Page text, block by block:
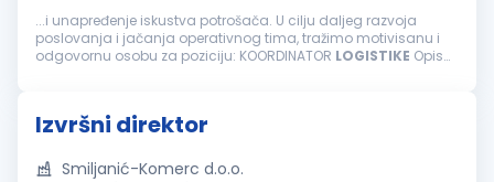
...i unapređenje iskustva potrošača. U cilju daljeg razvoja
poslovanja i jačanja operativnog tima, tražimo motivisanu i
odgovornu osobu za poziciju: KOORDINATOR LOGISTIKE Opis
Izvršni direktor
Smiljanić-Komerc d.o.o.